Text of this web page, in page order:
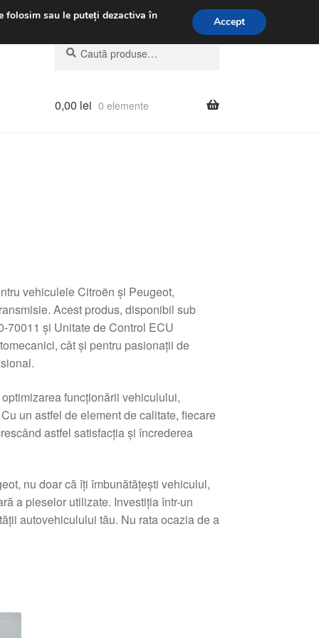
031 229 6816
Caută
după:
Caută
0,00 lei 0 elemente
vehiculele Citroën și Peugeot,
Acest produs, disponibil sub
70011 și Unitate de Control ECU
cât și pentru pasionații de
funcționării vehiculului,
un astfel de element de calitate, fiecare
astfel satisfacția și încrederea
nu doar că îți îmbunătățești vehiculul,
a pieselor utilizate. Investiția într-un
autovehiculului tău. Nu rata ocazia de a
folosim sau le puteți dezactiva în Accept